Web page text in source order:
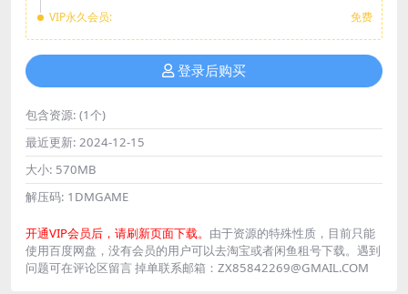
VIP永久会员:
免费
登录后购买
包含资源: (1个)
最近更新: 2024-12-15
大小: 570MB
解压码: 1DMGAME
开通VIP会员后，请刷新页面下载。 由于资源的特殊性质，目前只能
使用百度网盘，没有会员的用户可以去淘宝或者闲鱼租号下载。遇到
问题可在评论区留言 掉单联系邮箱：ZX85842269@GMAIL.COM